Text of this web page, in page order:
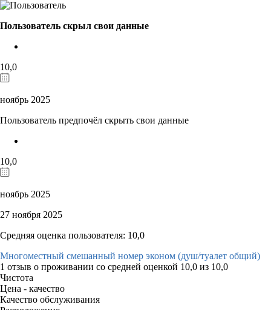
Пользователь скрыл свои данные
10,0
ноябрь 2025
Пользователь предпочёл скрыть свои данные
10,0
ноябрь 2025
27 ноября 2025
Средняя оценка пользователя: 10,0
Многоместный смешанный номер эконом (душ/туалет общий)
1 отзыв о проживании со средней оценкой 10,0 из 10,0
Чистота
Цена - качество
Качество обслуживания